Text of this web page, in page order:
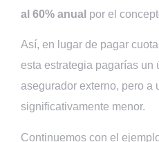
al 60% anual por el
Así, en lugar de pagar
esta estrategia pagarías un
asegurador externo, pero a
significativamente menor.
Continuemos con el